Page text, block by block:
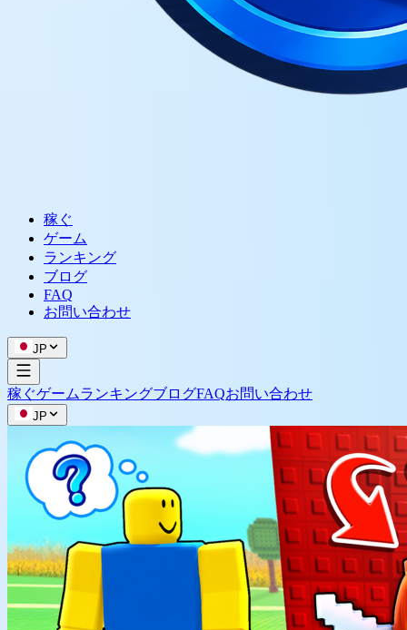
稼ぐ
ゲーム
ランキング
ブログ
FAQ
お問い合わせ
JP
稼ぐゲームランキングブログFAQお問い合わせ
JP